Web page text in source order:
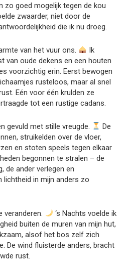
zo goed mogelijk tegen de kou
zwaarder, niet door de
die ik nu droeg.
van het vuur ons.
Ik
van oude dekens en een houten
voorzichtig erin. Eerst bewogen
rusteloos, maar al snel
Eén voor één krulden ze
tot een rustige cadans.
gevuld met stille vreugde.
De
struikelden over de vloer,
en stoten speels tegen elkaar
begonnen te stralen – de
de ander verlegen en
lichtheid in mijn anders zo
‘s Nachts voelde ik
buiten de muren van mijn hut,
alsof het bos zelf zich
De wind fluisterde anders, bracht
rust.